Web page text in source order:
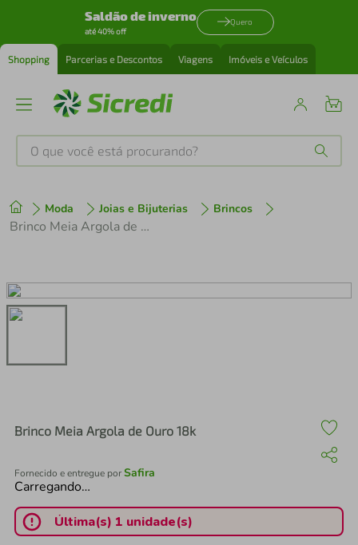
Saldão de inverno
até 40% off
Quero
Shopping Parcerias e Descontos Viagens Imóveis e Veículos
O que você está procurando?
Moda Joias e Bijuterias Brincos
Brinco Meia Argola de Ouro 18k
Brinco Meia Argola de Ouro 18k
Fornecido e entregue porSafira
Carregando…
Última(s) 1 unidade(s)
1º tenis